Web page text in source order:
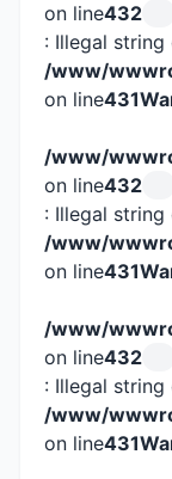
on line432
: Illegal
/www/
on line431
/www/
on line432
: Illegal
/www/
on line431
/www/
on line432
: Illegal
/www/
on line431